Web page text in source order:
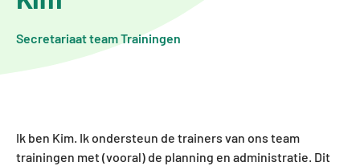
Secretariaat team Trainingen
Ik ben Kim. Ik ondersteun de trainers van ons team
trainingen met (vooral) de planning en administratie. Dit